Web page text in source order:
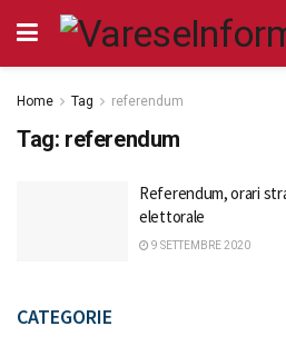
Home Tag referendum
Tag: referendum
Referendum, orari
elettorale
9 SETTEMBRE 2020
CATEGORIE